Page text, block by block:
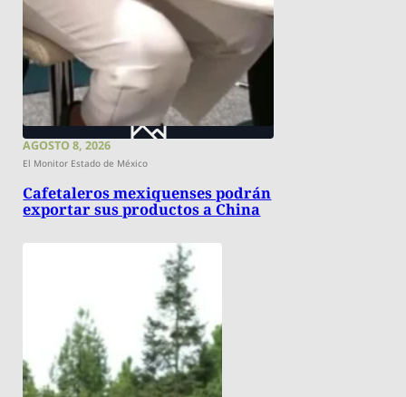
AGOSTO 8, 2026
El Monitor Estado de México
Cafetaleros mexiquenses podrán
exportar sus productos a China